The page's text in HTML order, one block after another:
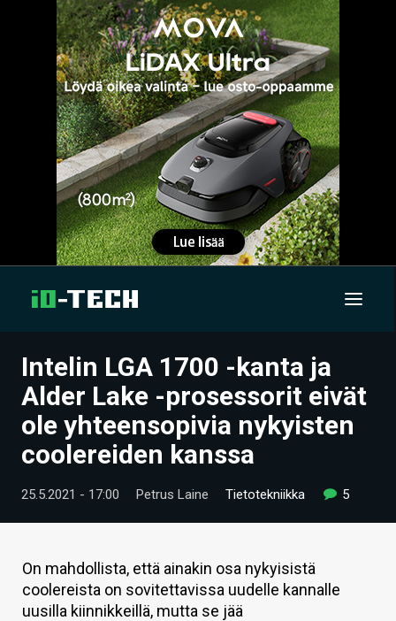
UUTISET
ARTIKKELIT
VIDEOT
TECHBBS
HINTA.FI
KAUPPA
Intelin LGA 1700 -kanta ja
Alder Lake -prosessorit eivät
ole yhteensopivia nykyisten
coolereiden kanssa
25.5.2021 - 17:00 Petrus Laine Tietotekniikka 5
On mahdollista, että ainakin osa nykyisistä
coolereista on sovitettavissa uudelle kannalle
uusilla kiinnikkeillä, mutta se jää